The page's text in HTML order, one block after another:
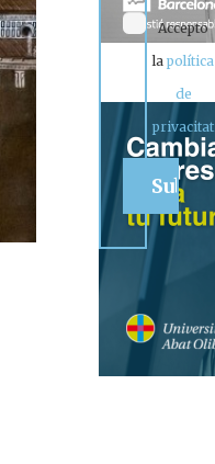
Accepto
lapolítica
de
privacitat